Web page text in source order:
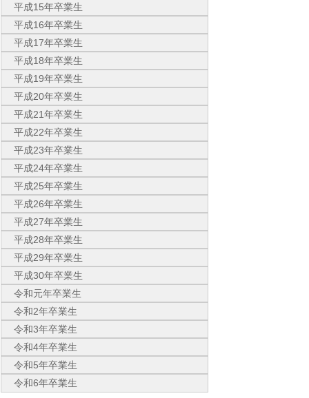
平成15年卒業生
平成16年卒業生
平成17年卒業生
平成18年卒業生
平成19年卒業生
平成20年卒業生
平成21年卒業生
平成22年卒業生
平成23年卒業生
平成24年卒業生
平成25年卒業生
平成26年卒業生
平成27年卒業生
平成28年卒業生
平成29年卒業生
平成30年卒業生
令和元年卒業生
令和2年卒業生
令和3年卒業生
令和4年卒業生
令和5年卒業生
令和6年卒業生